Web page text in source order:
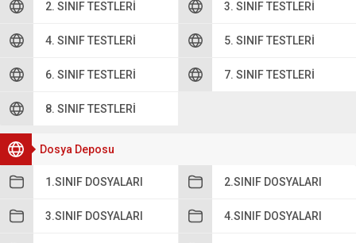
2. SINIF TESTLERI 3. SINIF TESTLERI
4. SINIF TESTLERI 5. SINIF TESTLERI
6. SINIF TESTLERI 7. SINIF TESTLERI
8. SINIF TESTLERI
Dosya Deposu
1.SINIF DOSYALARI 2.SINIF DOSYALARI
3.SINIF DOSYALARI 4.SINIF DOSYALARI